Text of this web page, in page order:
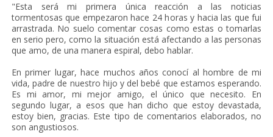
"Esta será mi primera única reacción a las noticias
tormentosas que empezaron hace 24 horas y hacia las que fui
arrastrada. No suelo comentar cosas como estas o tomarlas
en serio pero, como la situación está afectando a las personas
que amo, de una manera espiral, debo hablar.
En primer lugar, hace muchos años conocí al hombre de mi
vida, padre de nuestro hijo y del bebé que estamos esperando.
Es mi amor, mi mejor amigo, el único que necesito. En
segundo lugar, a esos que han dicho que estoy devastada,
estoy bien, gracias. Este tipo de comentarios elaborados, no
son angustiosos.